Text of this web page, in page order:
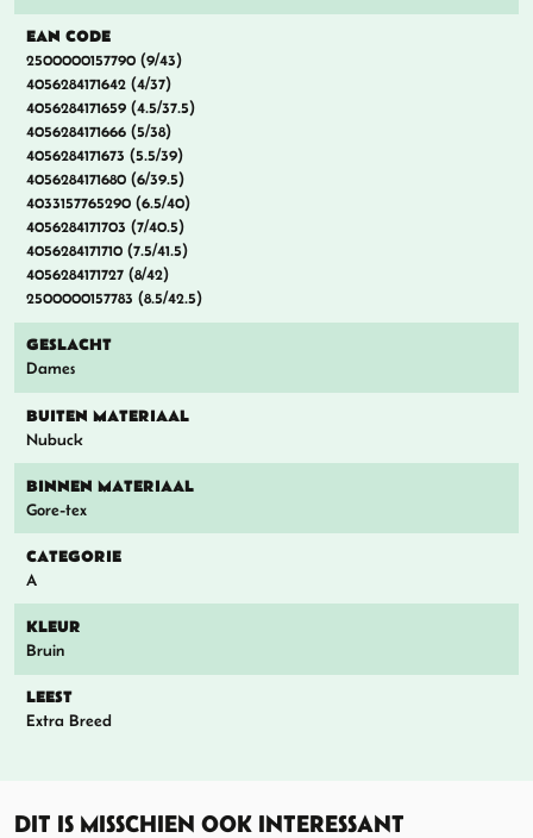
EAN CODE
2500000157790 (9/43)
4056284171642 (4/37)
4056284171659 (4.5/37.5)
4056284171666 (5/38)
4056284171673 (5.5/39)
4056284171680 (6/39.5)
4033157765290 (6.5/40)
4056284171703 (7/40.5)
4056284171710 (7.5/41.5)
4056284171727 (8/42)
2500000157783 (8.5/42.5)
GESLACHT
Dames
BUITEN MATERIAAL
Nubuck
BINNEN MATERIAAL
Gore-tex
CATEGORIE
A
KLEUR
Bruin
LEEST
Extra Breed
DIT IS MISSCHIEN OOK INTERESSANT